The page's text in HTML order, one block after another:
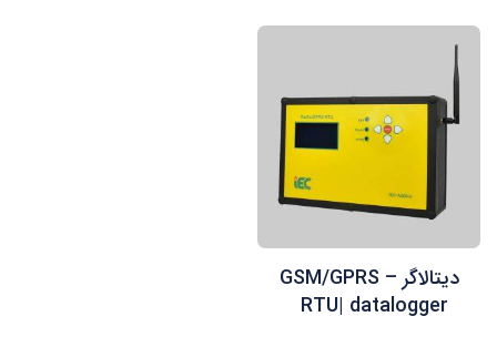
دیتالاگر GSM/GPRS –
RTU| datalogger